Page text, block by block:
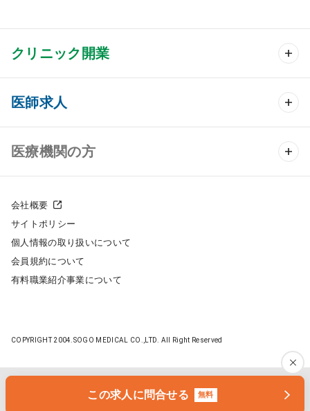
この求人に問合せる 無料
クリニック開業
クリニック開業 TOP
クリニック物件検索
クリニックの開業スタイル
クリニック開業までの流れ
開業支援事例
医院開業セミナー
医師求人
医師求人 TOP
常勤求人検索
スポット求人検索
転職ノウハウ
医療機関の方
採用をお考えの医療機関の方
会社概要
サイトポリシー
個人情報の取り扱いについて
会員規約について
有料職業紹介事業について
COPYRIGHT 2004.SOGO MEDICAL CO.,LTD. All Right Reserved